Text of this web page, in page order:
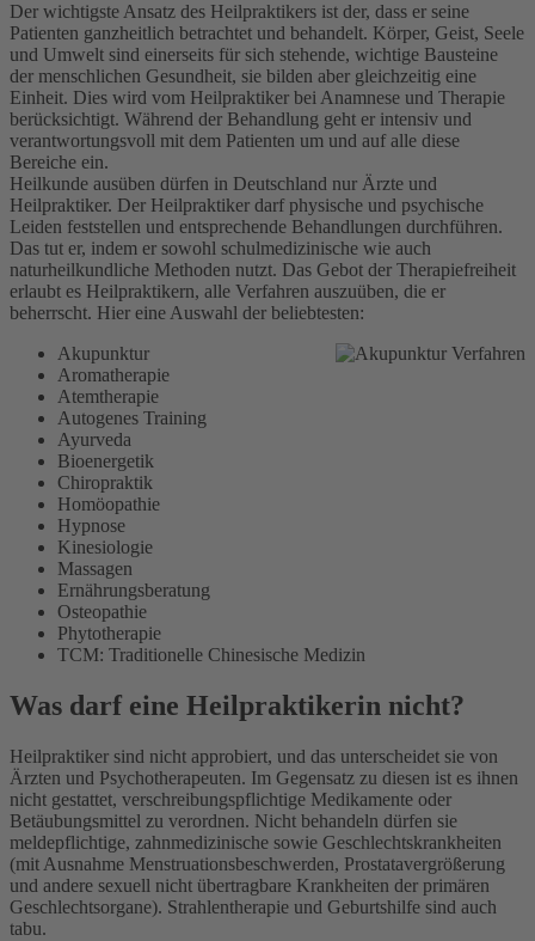
Der wichtigste Ansatz des Heilpraktikers ist der, dass er seine
Patienten ganzheitlich betrachtet und behandelt. Körper, Geist, Seele
und Umwelt sind einerseits für sich stehende, wichtige Bausteine
der menschlichen Gesundheit, sie bilden aber gleichzeitig eine
Einheit. Dies wird vom Heilpraktiker bei Anamnese und Therapie
berücksichtigt. Während der Behandlung geht er intensiv und
verantwortungsvoll mit dem Patienten um und auf alle diese
Bereiche ein.
Heilkunde ausüben dürfen in Deutschland nur Ärzte und
Heilpraktiker. Der Heilpraktiker darf physische und psychische
Leiden feststellen und entsprechende Behandlungen durchführen.
Das tut er, indem er sowohl schulmedizinische wie auch
naturheilkundliche Methoden nutzt. Das Gebot der Therapiefreiheit
erlaubt es Heilpraktikern, alle Verfahren auszuüben, die er
beherrscht. Hier eine Auswahl der beliebtesten:
Akupunktur
Aromatherapie
Atemtherapie
Autogenes Training
Ayurveda
Bioenergetik
Chiropraktik
Homöopathie
Hypnose
Kinesiologie
Massagen
Ernährungsberatung
Osteopathie
Phytotherapie
TCM: Traditionelle Chinesische Medizin
Was darf eine Heilpraktikerin nicht?
Heilpraktiker sind nicht approbiert, und das unterscheidet sie von
Ärzten und Psychotherapeuten. Im Gegensatz zu diesen ist es ihnen
nicht gestattet, verschreibungspflichtige Medikamente oder
Betäubungsmittel zu verordnen. Nicht behandeln dürfen sie
meldepflichtige, zahnmedizinische sowie Geschlechtskrankheiten
(mit Ausnahme Menstruationsbeschwerden, Prostatavergrößerung
und andere sexuell nicht übertragbare Krankheiten der primären
Geschlechtsorgane). Strahlentherapie und Geburtshilfe sind auch
tabu.